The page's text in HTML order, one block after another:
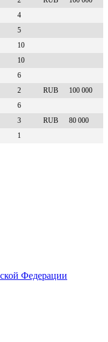
4
5
10
10
6
2 RUB
100 000
6
3 RUB
80 000
1
Федерации